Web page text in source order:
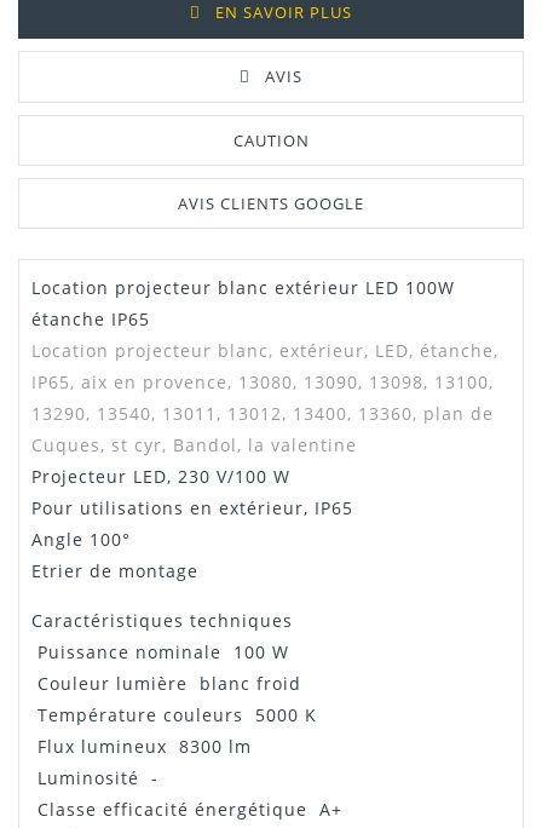
EN SAVOIR PLUS
AVIS
CAUTION
AVIS CLIENTS GOOGLE
Location projecteur blanc extérieur LED 100W
étanche IP65
Location projecteur blanc, extérieur, LED, étanche,
IP65, aix en provence, 13080, 13090, 13098, 13100,
13290, 13540, 13011, 13012, 13400, 13360, plan de
Cuques, st cyr, Bandol, la valentine
Projecteur LED, 230 V/100 W
Pour utilisations en extérieur, IP65
Angle 100°
Etrier de montage
Caractéristiques techniques
Puissance nominale 100 W
Couleur lumière blanc froid
Température couleurs 5000 K
Flux lumineux 8300 lm
Luminosité -
Classe efficacité énergétique A+